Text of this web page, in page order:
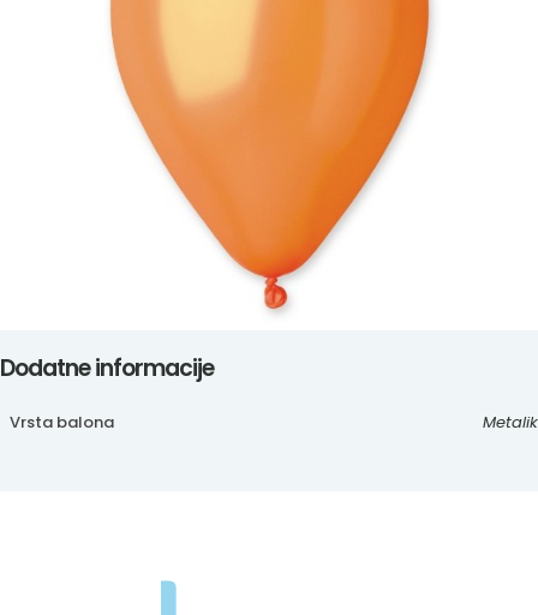
Dodatne informacije
Vrsta balona Metalik